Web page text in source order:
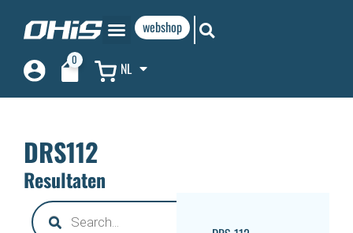
webshop
0 NL
DRS112
Resultaten